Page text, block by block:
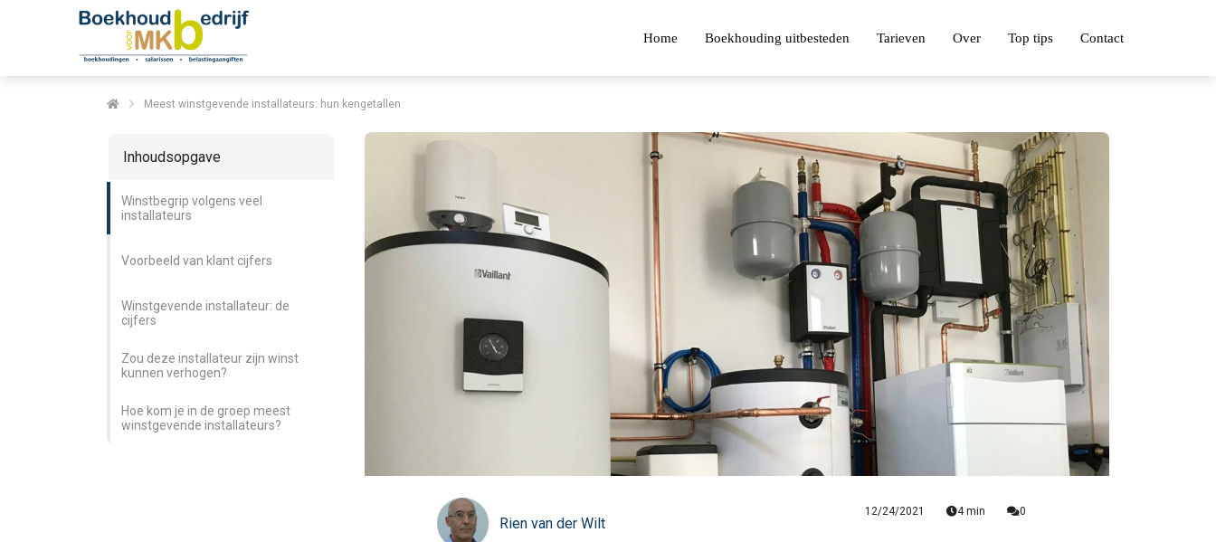
Home Boekhouding uitbesteden Tarieven Over Top tips Contact
Meest winstgevende installateurs: hun kengetallen
Inhoudsopgave
Winstbegrip volgens veel
installateurs
Voorbeeld van klant cijfers
Winstgevende installateur: de
cijfers
Zou deze installateur zijn winst
kunnen verhogen?
Hoe kom je in de groep meest
winstgevende installateurs?
Rien van der Wilt
12/24/2021 4 min 0